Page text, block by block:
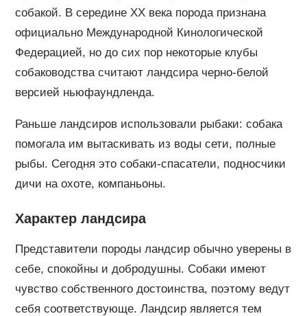
собакой. В середине ХХ века порода признана
официально Международной Кинологической
Федерацией, но до сих пор некоторые клубы
собаководства считают ландсира черно-белой
версией ньюфаундленда.
Раньше ландсиров использовали рыбаки: собака
помогала им вытаскивать из воды сети, полные
рыбы. Сегодня это собаки-спасатели, подносчики
дичи на охоте, компаньоны.
Характер ландсира
Представители породы ландсир обычно уверены в
себе, спокойны и добродушны. Собаки имеют
чувство собственного достоинства, поэтому ведут
себя соответствующе. Ландсир является тем